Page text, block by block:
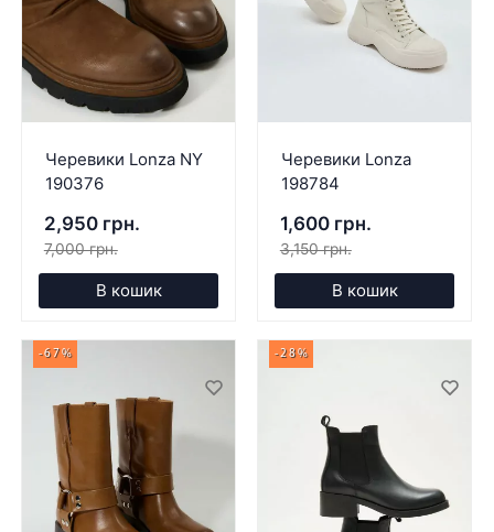
Черевики Lonza NY
190376
2,950 грн.
7,000 грн.
В кошик
Черевики Lonza
198784
1,600 грн.
3,150 грн.
В кошик
-67% -28%